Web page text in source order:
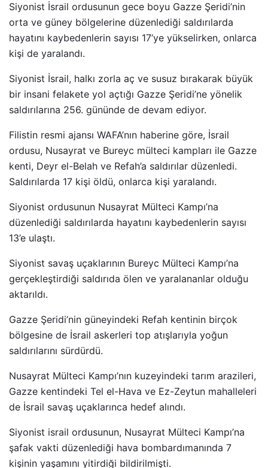
Siyonist İsrail ordusunun gece boyu Gazze Şeridi’nin
orta ve güney bölgelerine düzenlediği saldırılarda
hayatını kaybedenlerin sayısı 17’ye yükselirken, onlarca
kişi de yaralandı.
Siyonist İsrail, halkı zorla aç ve susuz bırakarak büyük
bir insani felakete yol açtığı Gazze Şeridi’ne yönelik
saldırılarına 256. gününde de devam ediyor.
Filistin resmi ajansı WAFA’nın haberine göre, İsrail
ordusu, Nusayrat ve Bureyc mülteci kampları ile Gazze
kenti, Deyr el-Belah ve Refah’a saldırılar düzenledi.
Saldırılarda 17 kişi öldü, onlarca kişi yaralandı.
Siyonist ordusunun Nusayrat Mülteci Kampı’na
düzenlediği saldırılarda hayatını kaybedenlerin sayısı
13’e ulaştı.
Siyonist savaş uçaklarının Bureyc Mülteci Kampı’na
gerçekleştirdiği saldırıda ölen ve yaralananlar olduğu
aktarıldı.
Gazze Şeridi’nin güneyindeki Refah kentinin birçok
bölgesine de İsrail askerleri top atışlarıyla yoğun
saldırılarını sürdürdü.
Nusayrat Mülteci Kampı’nın kuzeyindeki tarım arazileri,
Gazze kentindeki Tel el-Hava ve Ez-Zeytun mahalleleri
de İsrail savaş uçaklarınca hedef alındı.
Siyonist israil ordusunun, Nusayrat Mülteci Kampı’na
şafak vakti düzenlediği hava bombardımanında 7
kişinin yaşamını yitirdiği bildirilmişti.